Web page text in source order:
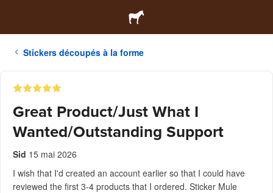
Stickers découpés à la forme
Great Product/Just What I
Wanted/Outstanding Support
Sid 15 mai 2026
I wish that I'd created an account earlier so that I could have
reviewed the first 3-4 products that I ordered. Sticker Mule